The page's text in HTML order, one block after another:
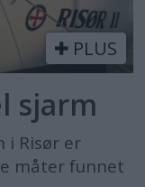
PLUS
sjarm
i Risør er
måter funnet